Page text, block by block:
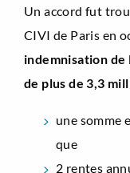
Un accord fut
CIVI de Paris en
indemnisation
de plus de 3,3
une somme
que
2 rentes